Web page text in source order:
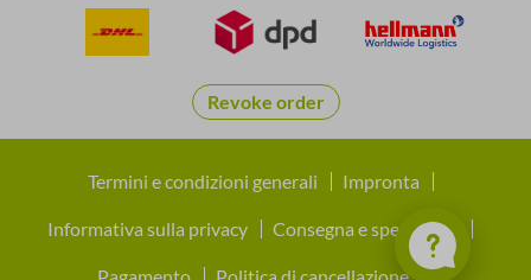
Revoke order
Termini e condizioni generali Impronta
Informativa sulla privacy Consegna e spedizione